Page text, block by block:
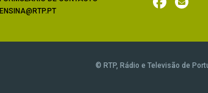
ENSINA@RTP.PT
© RTP, Rádio e Televisão de